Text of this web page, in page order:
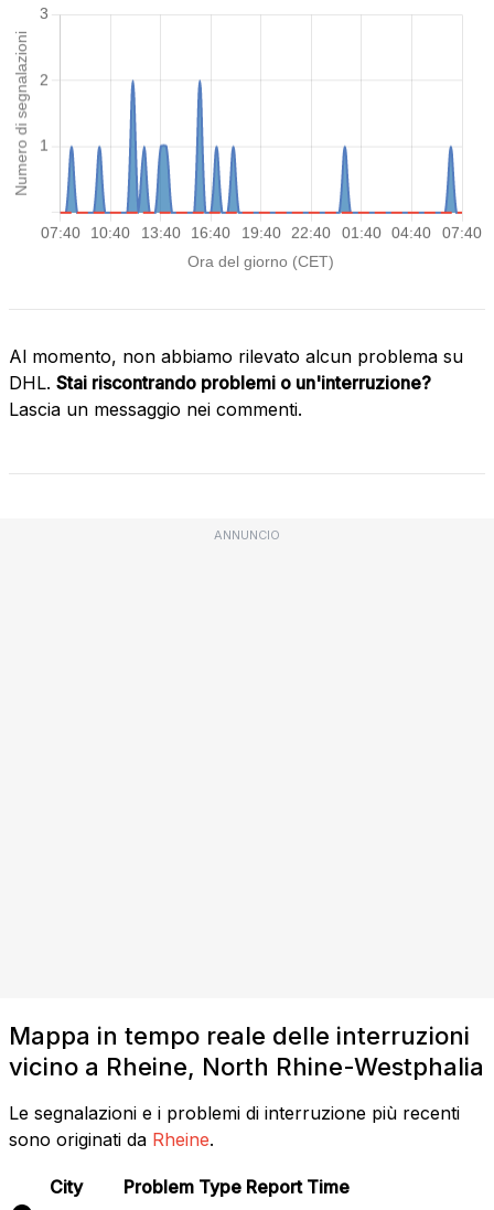
Al momento, non abbiamo rilevato alcun problema su
DHL. Stai riscontrando problemi o un'interruzione?
Lascia un messaggio nei commenti.
ANNUNCIO
Mappa in tempo reale delle interruzioni
vicino a Rheine, North Rhine-Westphalia
Le segnalazioni e i problemi di interruzione più recenti
sono originati da Rheine.
City Problem Type Report Time